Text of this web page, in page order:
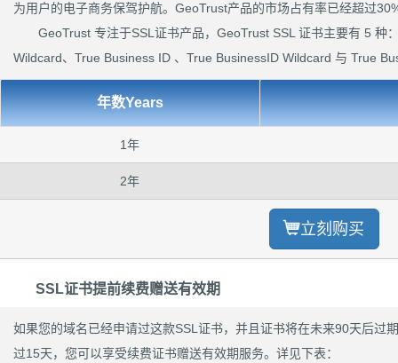
为用户的电子商务保驾护航。GeoTrust产品的市场占有率已经超过
GeoTrust 专注于SSL证书产品，GeoTrust SSL 证书主要有 5 种
Wildcard、True Business ID 、True BusinessID Wildcard 与 True
年数Years
1年
2年
立刻购买
SSL证书提前续费赠送有效期
如果您的域名已经申请过这款SSL证书，并且证书将在未来90天后过
过15天，您可以享受续费证书赠送有效期服务。详见下表：